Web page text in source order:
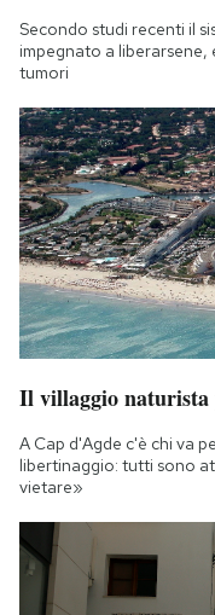
Secondo studi recenti il
impegnato a liberarsene,
tumori
Il villaggio naturista
A Cap d'Agde c'è chi va
libertinaggio: tutti sono
vietare»